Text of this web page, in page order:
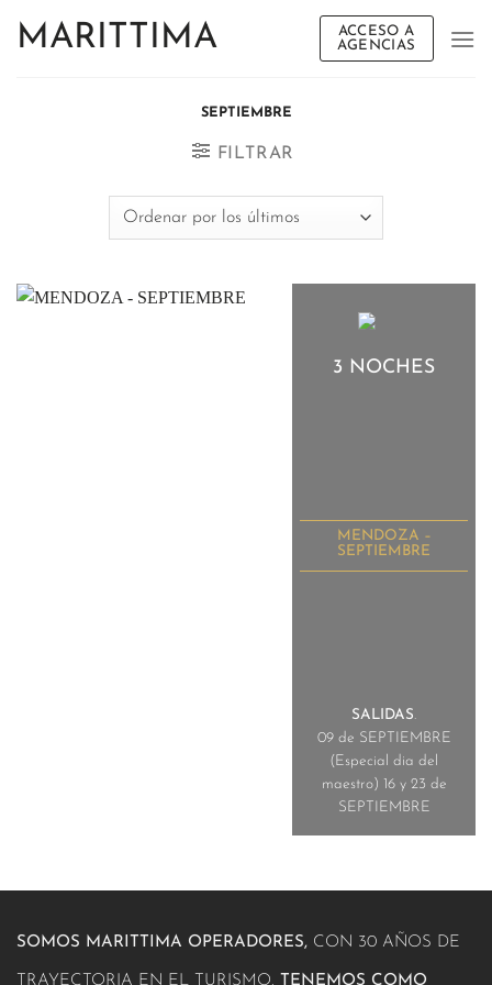
MARITTIMA
ACCESO A
AGENCIAS
SEPTIEMBRE
FILTRAR
3 NOCHES
MENDOZA –
SEPTIEMBRE
SALIDAS.
09 de SEPTIEMBRE
(Especial dia del
maestro) 16 y 23 de
SEPTIEMBRE
SOMOS MARITTIMA OPERADORES, CON 30 AÑOS DE
TRAYECTORIA EN EL TURISMO. TENEMOS COMO